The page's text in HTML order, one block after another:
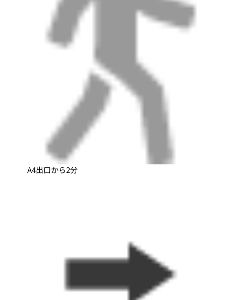
A4出口から2分